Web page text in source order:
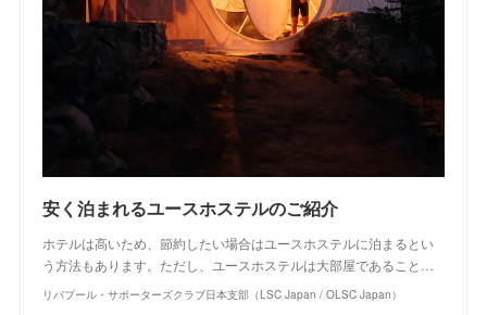
安く泊まれるユースホステルのご紹介
ホテルは高いため、節約したい場合はユースホステルに泊まるとい
う方法もあります。ただし、ユースホステルは大部屋であること…
リバプール・サポーターズクラブ日本支部（LSC Japan / OLSC Japan）